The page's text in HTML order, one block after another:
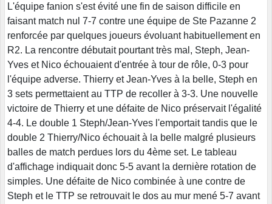
L'équipe fanion s'est évité une fin de saison difficile en
faisant match nul 7-7 contre une équipe de Ste Pazanne 2
renforcée par quelques joueurs évoluant habituellement en
R2. La rencontre débutait pourtant très mal, Steph, Jean-
Yves et Nico échouaient d'entrée à tour de rôle, 0-3 pour
l'équipe adverse. Thierry et Jean-Yves à la belle, Steph en
3 sets permettaient au TTP de recoller à 3-3. Une nouvelle
victoire de Thierry et une défaite de Nico préservait l'égalité
4-4. Le double 1 Steph/Jean-Yves l'emportait tandis que le
double 2 Thierry/Nico échouait à la belle malgré plusieurs
balles de match perdues lors du 4ème set. Le tableau
d'affichage indiquait donc 5-5 avant la dernière rotation de
simples. Une défaite de Nico combinée à une contre de
Steph et le TTP se retrouvait le dos au mur mené 5-7 avant